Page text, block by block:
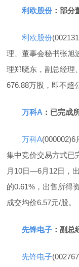
利欧股份：部分
利欧股份
理、董事会秘书张旭
理郑晓东，副总经理
676.88万股，即不超
万科A ：已完成
万科A(000002)6
集中竞价交易方式已
月10日—6月12日，
的0.61%，出售所得
成交均价6.57元/股。
先锋电子 ：副总
先锋电子